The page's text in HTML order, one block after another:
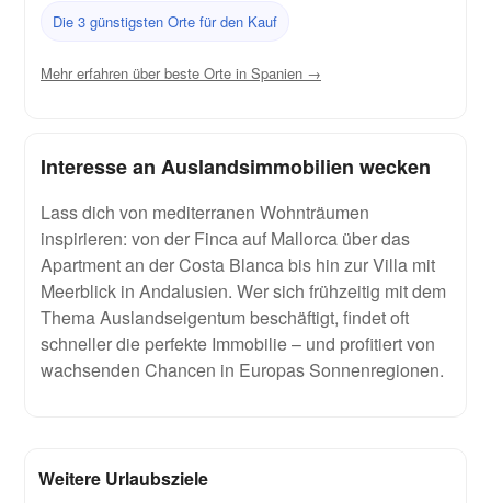
Die 3 günstigsten Orte für den Kauf
Mehr erfahren über beste Orte in Spanien →
Interesse an Auslandsimmobilien wecken
Lass dich von mediterranen Wohnträumen
inspirieren: von der Finca auf Mallorca über das
Apartment an der Costa Blanca bis hin zur Villa mit
Meerblick in Andalusien. Wer sich frühzeitig mit dem
Thema Auslandseigentum beschäftigt, findet oft
schneller die perfekte Immobilie – und profitiert von
wachsenden Chancen in Europas Sonnenregionen.
Weitere Urlaubsziele